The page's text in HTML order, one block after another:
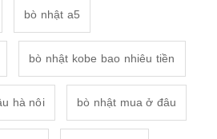
bò nhật a5
bò nhật kobe bao nhiêu tiền
hà nôi bò nhật mua ở đâu